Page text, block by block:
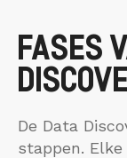
FASES
De Data
stappen.